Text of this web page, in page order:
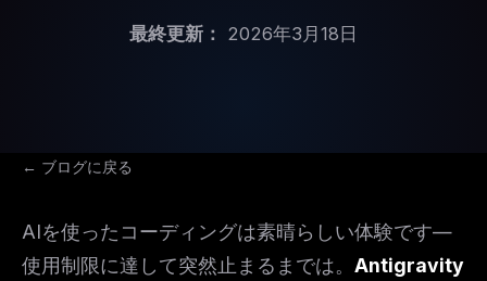
最終更新： 2026年3月18日
← ブログに戻る
AIを使ったコーディングは素晴らしい体験です—
使用制限に達して突然止まるまでは。 Antigravity